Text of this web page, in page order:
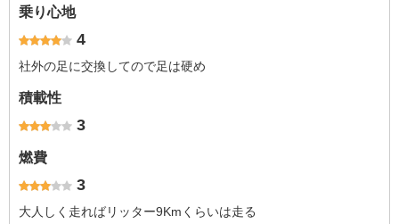
乗り心地
4
社外の足に交換してので足は硬め
積載性
3
燃費
3
大人しく走ればリッター9Kmくらいは走る